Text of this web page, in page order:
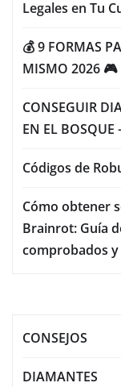
Legales en Tu
💰 9 FORMAS
MISMO 2026 🎮
CONSEGUIR
EN EL BOSQUE
Códigos de
Cómo obtener
Brainrot: Guía
comprobados
CONSEJOS
DIAMANTES